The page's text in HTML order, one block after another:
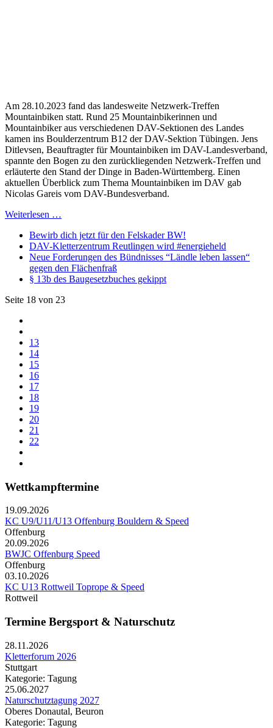
Am 28.10.2023 fand das landesweite Netzwerk-Treffen
Mountainbiken statt. Rund 25 Mountainbikerinnen und
Mountainbiker aus verschiedenen DAV-Sektionen des Landes
kamen ins Boulderzentrum B12 der DAV-Sektion Tübingen. Jens
Ditlevsen, Beauftragter für Mountainbiken im DAV-Landesverband,
spannte den Bogen zu den zurückliegenden Netzwerk-Treffen und
erläuterte den Stand der Dinge in Baden-Württemberg. Einen
aktuellen Überblick zum Thema Mountainbiken im DAV gab
Nicolas Gareis vom DAV-Bundesverband.
Weiterlesen …
Bewirb dich jetzt für den Felskader BW!
DAV-Kletterzentrum Reutlingen wird #energieheld
Neue Forderungen des Bündnisses “Ländle leben lassen“
gegen den Flächenfraß
§ 13b des Baugesetzbuches gekippt
Seite 18 von 23
13
14
15
16
17
18
19
20
21
22
Wettkampftermine
19.09.2026
KC U9/U11/U13 Offenburg Bouldern & Speed
Offenburg
20.09.2026
BWJC Offenburg Speed
Offenburg
03.10.2026
KC U13 Rottweil Toprope & Speed
Rottweil
Termine Bergsport & Naturschutz
28.11.2026
Kletterforum 2026
Stuttgart
Kategorie: Tagung
25.06.2027
Naturschutztagung 2027
Oberes Donautal, Beuron
Kategorie: Tagung